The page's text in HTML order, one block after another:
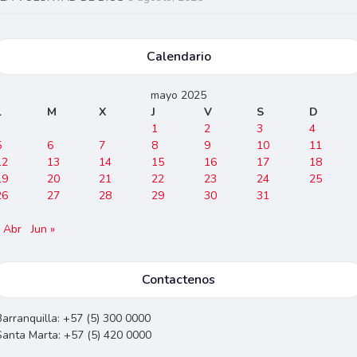
Calendario
mayo 2025
M X J V S
D
1
2 3
4
6 7 8 9 10
11
13 14 15 16 17
18
20 21 22 23 24
25
27 28 29 30 31
Abr Jun »
Contactenos
+57 (5) 300 0000
Marta: +57 (5) 420 0000